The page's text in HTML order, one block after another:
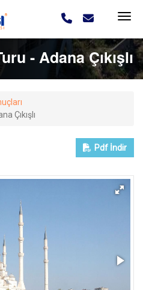
- Adana Çıkışlı
Çıkışlı
Pdf İndir